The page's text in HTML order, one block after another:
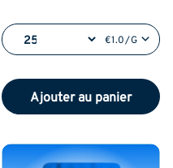
€1.0/G
Ajouter au panier